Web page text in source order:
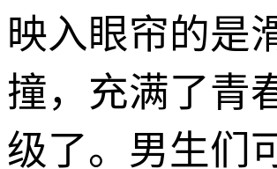
映入眼帘的是
撞，充满了青
级了。男生们